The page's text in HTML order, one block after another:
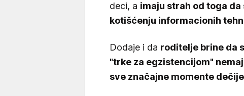
deci, a imaju strah od toga
kotišćenju informacionih
Dodaje i da roditelje brine da
"trke za egzistencijom"
sve značajne momente